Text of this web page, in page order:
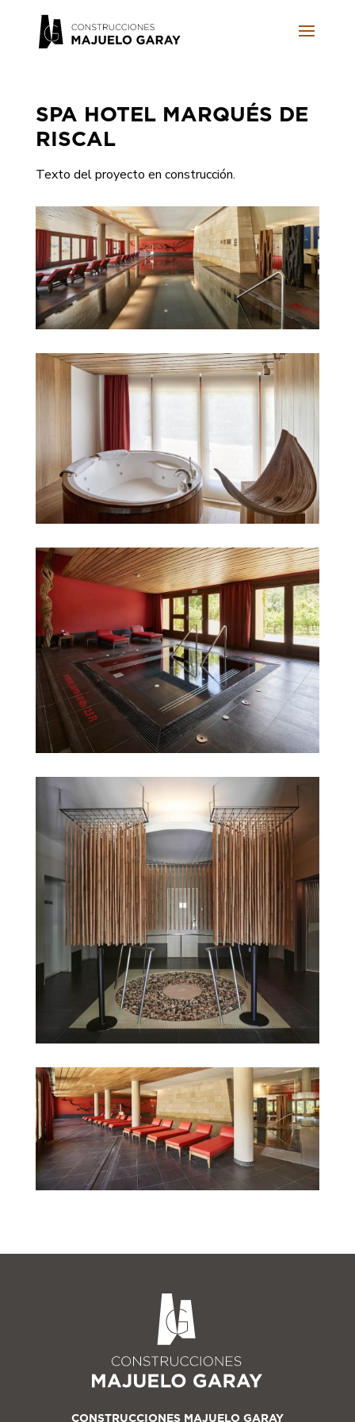
SPA HOTEL MARQUÉS DE
RISCAL
Texto del proyecto en construcción.
CONSTRUCCIONES MAJUELO GARAY